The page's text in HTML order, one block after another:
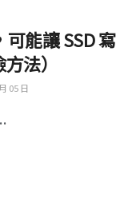
能讓 SSD 寫
法）
05 日